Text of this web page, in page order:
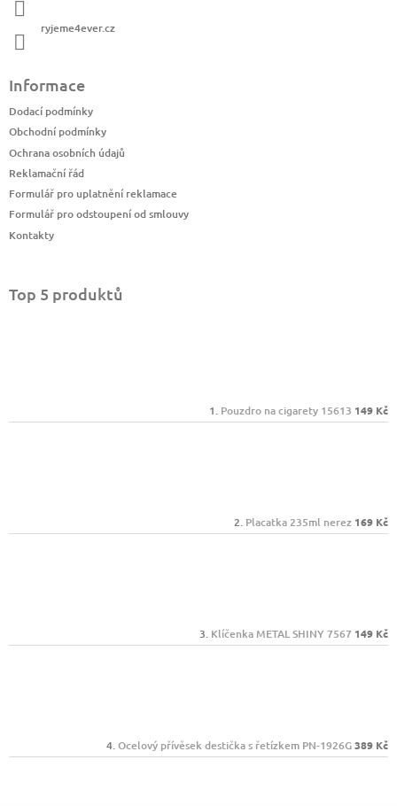
ryjeme4ever.cz
Informace
Dodací podmínky
Obchodní podmínky
Ochrana osobních údajů
Reklamační řád
Formulář pro uplatnění reklamace
Formulář pro odstoupení od smlouvy
Kontakty
Top 5 produktů
Pouzdro na cigarety 15613 149 Kč
Placatka 235ml nerez 169 Kč
Klíčenka METAL SHINY 7567 149 Kč
Ocelový přívěsek destička s řetízkem PN-1926G389 Kč